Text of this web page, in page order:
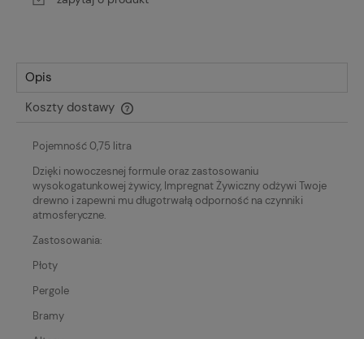
Opis
Koszty dostawy
Cena nie zawiera ewentualnych kosztów płatności
Pojemność 0,75 litra
Dzięki nowoczesnej formule oraz zastosowaniu
wysokogatunkowej żywicy, Impregnat Żywiczny odżywi Twoje
drewno i zapewni mu długotrwałą odporność na czynniki
atmosferyczne.
Zastosowania:
Płoty
Pergole
Bramy